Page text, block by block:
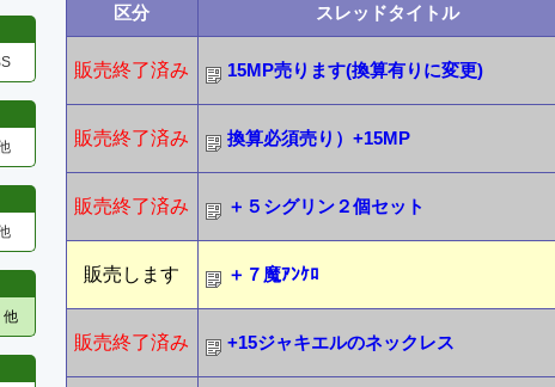
他
区分 スレッドタイトル
販売終了済み 15MP売ります(換算有りに変更)
販売終了済み 換算必須売り）+15MP
販売終了済み ＋５シグリン２個セット
販売します ＋７魔ｱﾝｹﾛ
販売終了済み +15ジャキエルのネックレス